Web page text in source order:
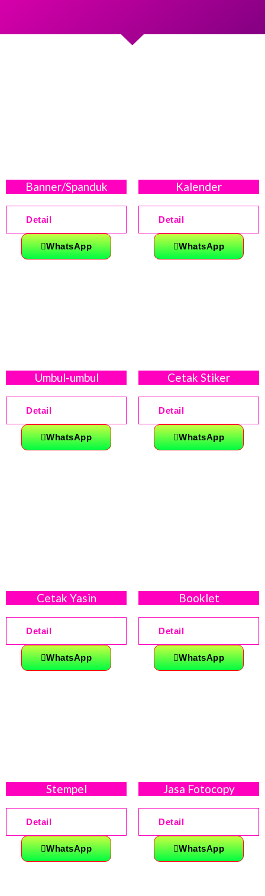
Banner/Spanduk
Detail
WhatsApp
Kalender
Detail
WhatsApp
Umbul-umbul
Detail
WhatsApp
Cetak Stiker
Detail
WhatsApp
Cetak Yasin
Detail
WhatsApp
Booklet
Detail
WhatsApp
Stempel
Detail
WhatsApp
Jasa Fotocopy
Detail
WhatsApp